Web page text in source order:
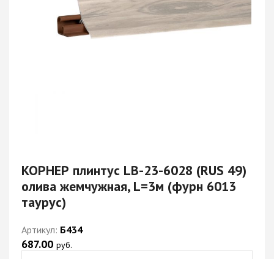
КОРНЕР плинтус LB-23-6028 (RUS 49)
олива жемчужная, L=3м (фурн 6013
таурус)
Артикул: Б434
687.00 руб.